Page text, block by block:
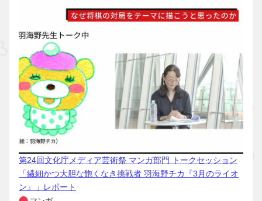
第24回文化庁メディア芸術祭 マンガ部門 トークセッション
「繊細かつ大胆な飽くなき挑戦者 羽海野チカ『3月のライオ
ン』」レポート